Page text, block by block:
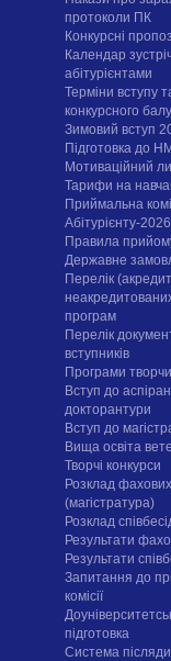
протоколи ПК
Конкурсні
Календар
абітурієнтами
Терміни вступу
конкурсного балу
Зимовий вступ
Підготовка до
Мотиваційний
Тарифи на
Приймальна
Абітурієнту-2026
Правила
Державне
Перелік
програм
Перелік
вступників
Програми
Вступ до
докторантури
Вступ до
Вища освіта
Творчі конкурси
Розклад фахових
(магістратура)
Розклад
Результати
Результати
Запитання до
комісії
підготовка
Система